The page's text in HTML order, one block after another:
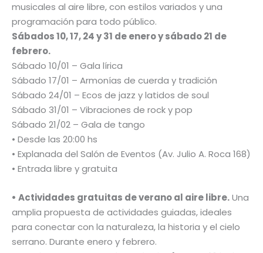
musicales al aire libre, con estilos variados y una
programación para todo público.
Sábados 10, 17, 24 y 31 de enero y sábado 21 de
febrero.
Sábado 10/01 – Gala lírica
Sábado 17/01 – Armonías de cuerda y tradición
Sábado 24/01 – Ecos de jazz y latidos de soul
Sábado 31/01 – Vibraciones de rock y pop
Sábado 21/02 – Gala de tango
• Desde las 20:00 hs
• Explanada del Salón de Eventos (Av. Julio A. Roca 168)
• Entrada libre y gratuita
• Actividades gratuitas de verano al aire libre.Una
amplia propuesta de actividades guiadas, ideales
para conectar con la naturaleza, la historia y el cielo
serrano. Durante enero y febrero.